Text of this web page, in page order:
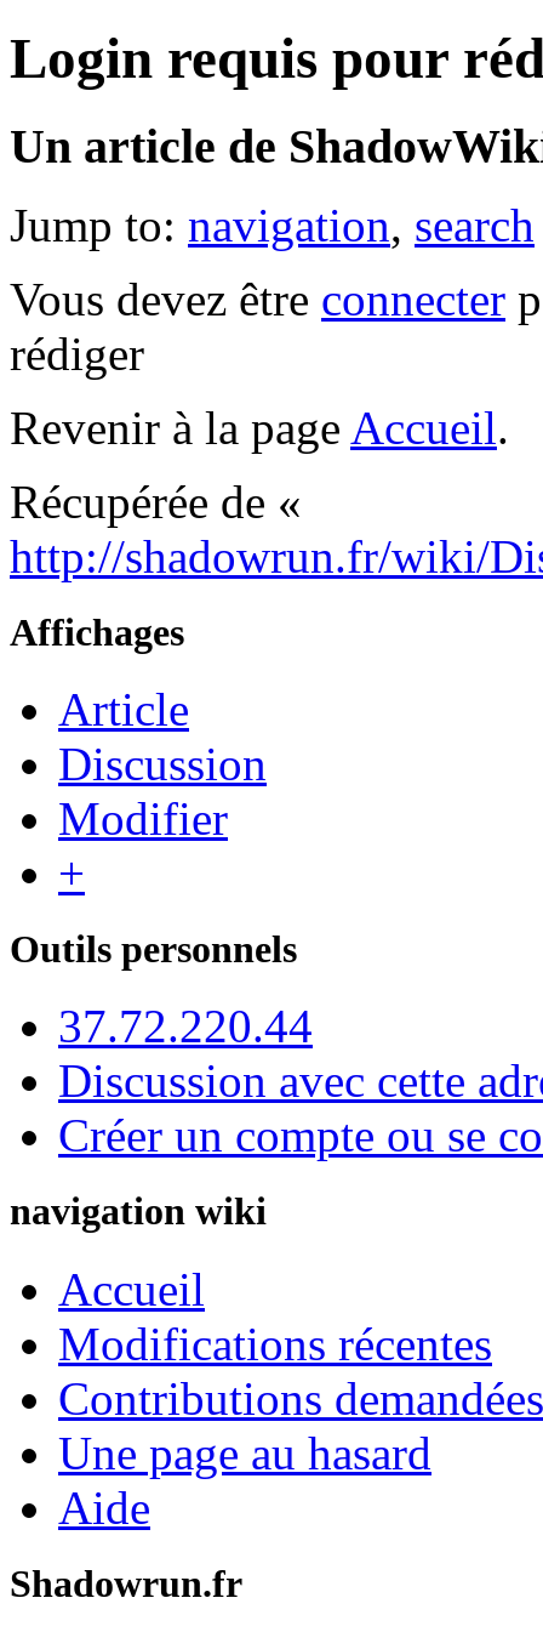
Login requis pour
Un article de
Jump to: navigation, search
Vous devez être connecter
rédiger
Revenir à la page Accueil.
Récupérée de «
http://shadowrun.fr/wiki/
Affichages
Article
Discussion
Modifier
+
Outils personnels
37.72.220.44
Discussion avec cette
Créer un compte ou se
navigation wiki
Accueil
Modifications récentes
Contributions
Une page au hasard
Aide
Shadowrun.fr